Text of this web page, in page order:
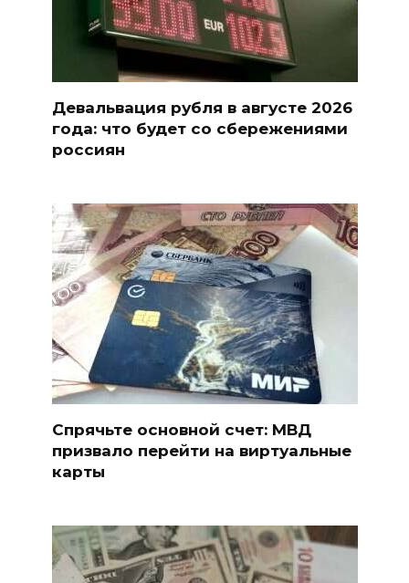
Девальвация рубля в августе 2026
года: что будет со сбережениями
россиян
Спрячьте основной счет: МВД
призвало перейти на виртуальные
карты